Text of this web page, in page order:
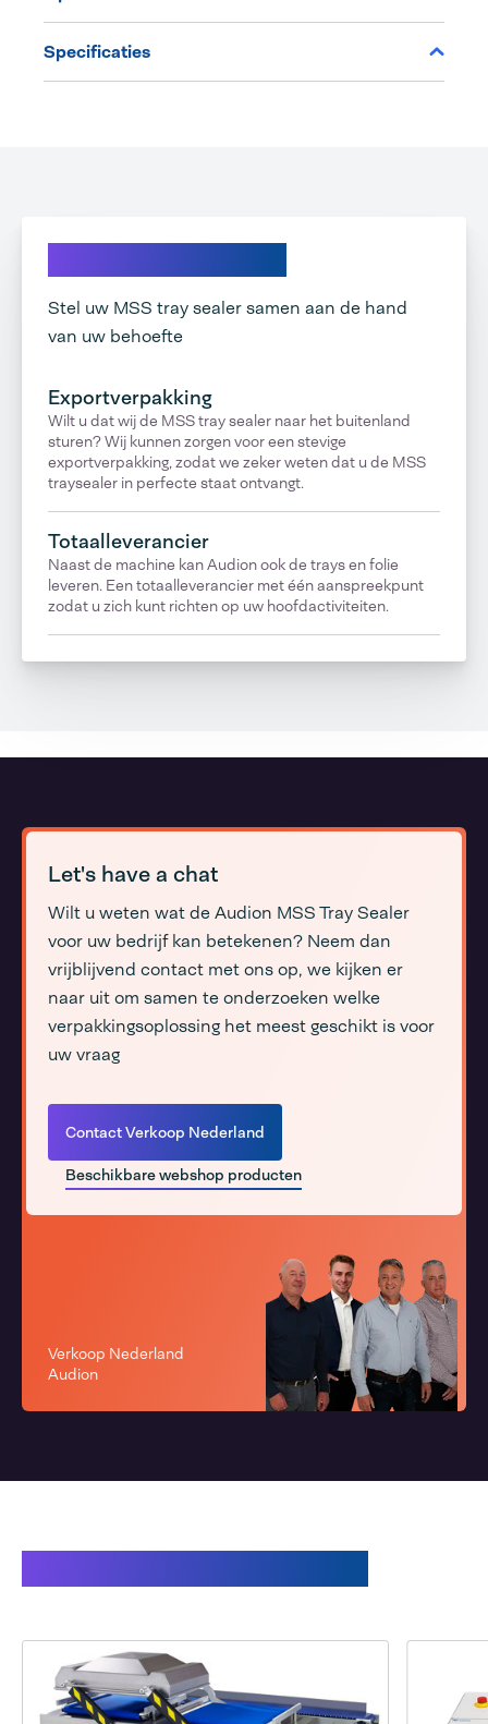
Specificaties
Stel uw MSS tray sealer samen aan de hand
van uw behoefte
Exportverpakking
Wilt u dat wij de MSS tray sealer naar het buitenland
sturen? Wij kunnen zorgen voor een stevige
exportverpakking, zodat we zeker weten dat u de MSS
traysealer in perfecte staat ontvangt.
Totaalleverancier
Naast de machine kan Audion ook de trays en folie
leveren. Een totaalleverancier met één aanspreekpunt
zodat u zich kunt richten op uw hoofdactiviteiten.
Let's have a chat
Wilt u weten wat de Audion MSS Tray Sealer
voor uw bedrijf kan betekenen? Neem dan
vrijblijvend contact met ons op, we kijken er
naar uit om samen te onderzoeken welke
verpakkingsoplossing het meest geschikt is voor
uw vraag
Contact Verkoop Nederland
Beschikbare webshop producten
Verkoop Nederland
Audion